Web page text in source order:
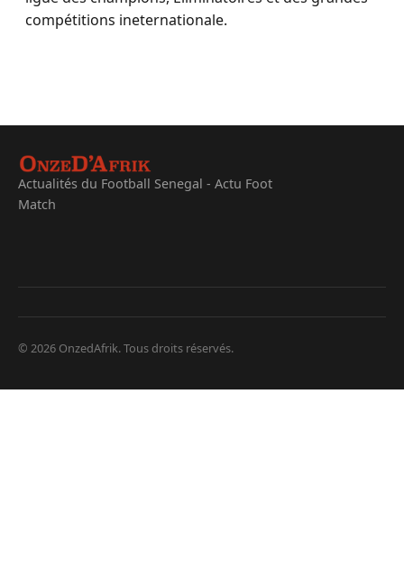
compétitions ineternationale.
Actualités du Football Senegal - Actu Foot
Match
© 2026 OnzedAfrik. Tous droits réservés.